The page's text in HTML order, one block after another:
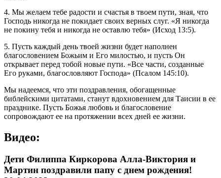
4. Мы желаем тебе радости и счастья в твоем пути, зная, что
Господь никогда не покидает своих верных слуг. «Я никогда
не покину тебя и никогда не оставлю тебя» (Исход 13:5).
5. Пусть каждый день твоей жизни будет наполнен
благословением Божьим и Его милостью, и пусть Он
открывает перед тобой новые пути. «Все части, созданные
Его руками, благословляют Господа» (Псалом 145:10).
Мы надеемся, что эти поздравления, обогащенные
библейскими цитатами, станут вдохновением для Таисии в ее
празднике. Пусть Божья любовь и благословение
сопровождают ее на протяжении всех дней ее жизни.
Видео:
Дети Филиппа Киркорова Алла-Виктория и
Мартин поздравили папу с днем рождения!